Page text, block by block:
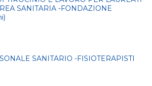
SANITARIA -FONDAZIONE
SANITARIO -FISIOTERAPISTI